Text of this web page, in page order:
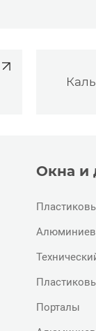
Окна и
Порталы